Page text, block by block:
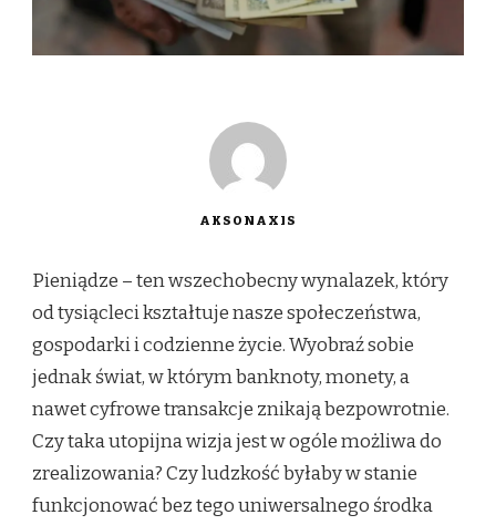
AKSONAXIS
Pieniądze – ten wszechobecny wynalazek, który
od tysiącleci kształtuje nasze społeczeństwa,
gospodarki i codzienne życie. Wyobraź sobie
jednak świat, w którym banknoty, monety, a
nawet cyfrowe transakcje znikają bezpowrotnie.
Czy taka utopijna wizja jest w ogóle możliwa do
zrealizowania? Czy ludzkość byłaby w stanie
funkcjonować bez tego uniwersalnego środka